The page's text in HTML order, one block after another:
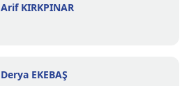
Arif KIRKPINAR
Derya EKEBAŞ